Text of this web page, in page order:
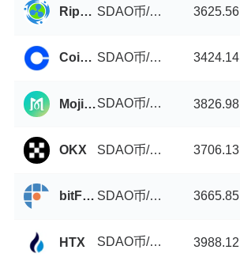
Ripple China SDAO币/USDT 3625.56
Coinbase SDAO币/USDT 3424.14
MojitoSwap SDAO币/USDT 3826.98
OKX SDAO币/USDT 3706.13
bitFlyer SDAO币/USDT 3665.85
HTX SDAO币/USDT 3988.12